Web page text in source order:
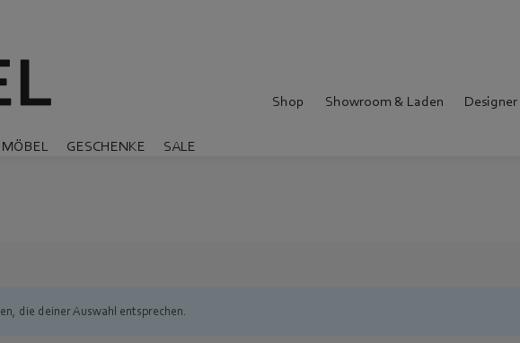
Shop Showroom & Laden Designer
MÖBEL GESCHENKE SALE
die deiner Auswahl entsprechen.